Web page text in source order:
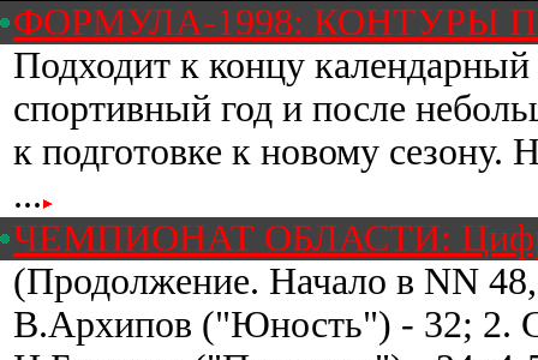
ФОРМУЛА-1998: КОНТУРЫ
Подходит к концу
спортивный год и после
к подготовке к новому сезону.
...
ЧЕМПИОНАТ ОБЛАСТИ:
(Продолжение. Начало в NN
В.Архипов ("Юность") - 32; 2.